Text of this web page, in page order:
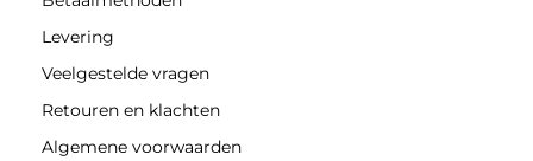
Levering
Veelgestelde vragen
Retouren en klachten
Algemene voorwaarden